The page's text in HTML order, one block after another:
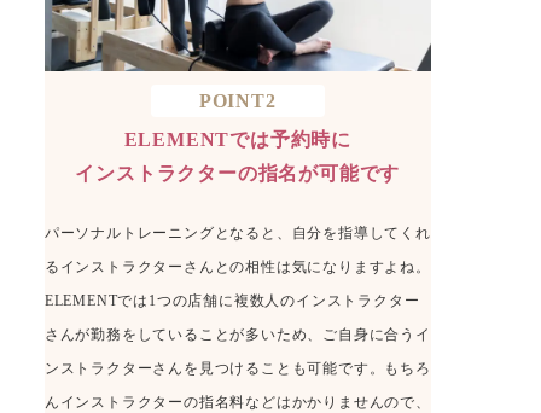
POINT2
ELEMENTでは予約時に
インストラクターの指名が可能です
パーソナルトレーニングとなると、自分を指導してくれ
るインストラクターさんとの相性は気になりますよね。
ELEMENTでは1つの店舗に複数人のインストラクター
さんが勤務をしていることが多いため、ご自身に合うイ
ンストラクターさんを見つけることも可能です。もちろ
んインストラクターの指名料などはかかりませんので、